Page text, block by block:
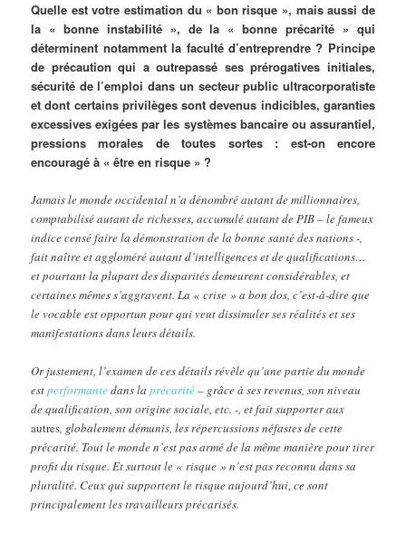
Quelle est votre estimation du « bon risque », mais aussi de
la « bonne instabilité », de la « bonne précarité » qui
déterminent notamment la faculté d’entreprendre ? Principe
de précaution qui a outrepassé ses prérogatives initiales,
sécurité de l’emploi dans un secteur public ultracorporatiste
et dont certains privilèges sont devenus indicibles, garanties
excessives exigées par les systèmes bancaire ou assurantiel,
pressions morales de toutes sortes : est-on encore
encouragé à « être en risque » ?
Jamais le monde occidental n’a dénombré autant de millionnaires,
comptabilisé autant de richesses, accumulé autant de PIB – le fameux
indice censé faire la démonstration de la bonne santé des nations -,
fait naître et aggloméré autant d’intelligences et de qualifications…
et pourtant la plupart des disparités demeurent considérables, et
certaines mêmes s’aggravent. La « crise » a bon dos, c’est-à-dire que
le vocable est opportun pour qui veut dissimuler ses réalités et ses
manifestations dans leurs détails.
Or justement, l’examen de ces détails révèle qu’une partie du monde
estperformantedans laprécarité– grâce à ses revenus, son niveau
de qualification, son origine sociale, etc. -, et fait supporter aux
autres, globalement démunis, les répercussions néfastes de cette
précarité. Tout le monde n’est pas armé de la même manière pour tirer
profit du risque. Et surtout le « risque » n’est pas reconnu dans sa
pluralité. Ceux qui supportent le risque aujourd’hui, ce sont
principalement les travailleurs précarisés.